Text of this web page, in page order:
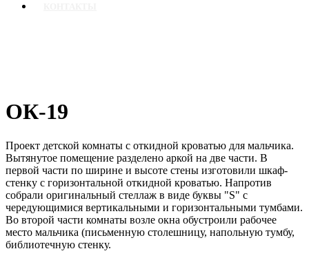
ОК-19
Проект детской комнаты с откидной кроватью для мальчика.
Вытянутое помещение разделено аркой на две части. В
первой части по ширине и высоте стены изготовили шкаф-
стенку с горизонтальной откидной кроватью. Напротив
собрали оригинальный стеллаж в виде буквы "S" с
чередующимися вертикальными и горизонтальными тумбами.
Во второй части комнаты возле окна обустроили рабочее
место мальчика (письменную столешницу, напольную тумбу,
библиотечную стенку.